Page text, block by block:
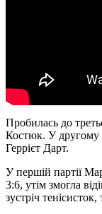
Пробилась до
Костюк. У другому
Геррієт Дарт.
У першій партії
3:6, утім змогла
зустріч